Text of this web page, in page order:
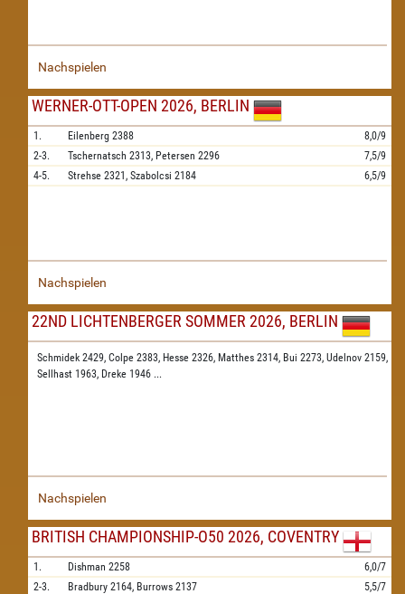
Nachspielen
WERNER-OTT-OPEN 2026, BERLIN
1. Eilenberg 2388
8,0/9
2-3.
Tschernatsch 2313, Petersen 2296
7,5/9
4-5.
Strehse 2321, Szabolcsi 2184 6,5/9
Nachspielen
22ND LICHTENBERGER SOMMER 2026, BERLIN
Schmidek 2429, Colpe 2383, Hesse 2326, Matthes 2314, Bui 2273, Udelnov 2159,
Sellhast 1963, Dreke 1946 ...
Nachspielen
BRITISH CHAMPIONSHIP-O50 2026, COVENTRY
1. Dishman 2258
6,0/7
2-3.
Bradbury 2164, Burrows 2137
5,5/7